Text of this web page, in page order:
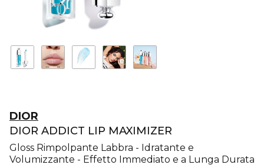
DIOR
DIOR ADDICT LIP MAXIMIZER
Gloss Rimpolpante Labbra - Idratante e
Volumizzante - Effetto Immediato e a Lunga Durata